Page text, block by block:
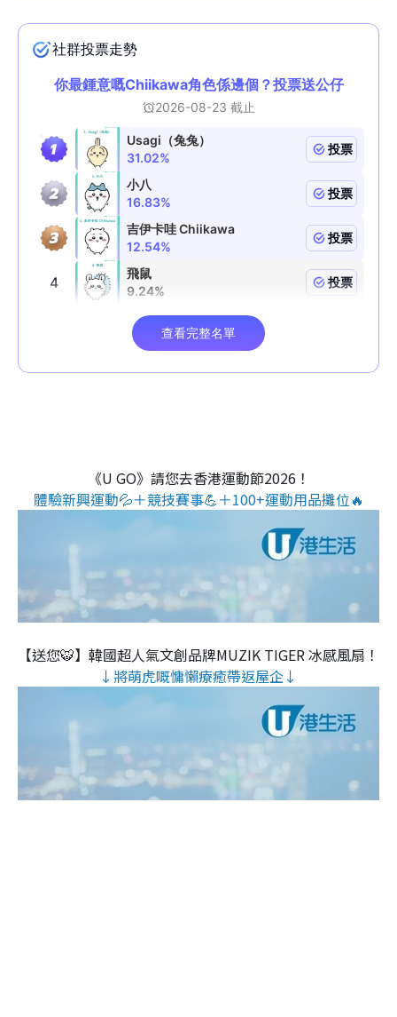
《U GO》請您去香港運動節2026！
體驗新興運動💦＋競技賽事💪＋100+運動用品攤位🔥
【送您🐯】韓國超人氣文創品牌MUZIK TIGER 冰感風扇！
↓將萌虎嘅慵懶療癒帶返屋企↓